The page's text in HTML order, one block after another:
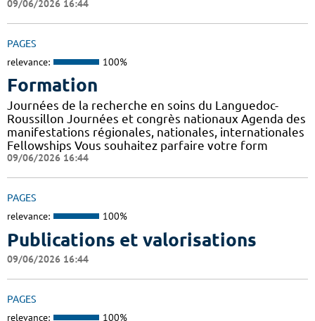
09/06/2026 16:44
PAGES
relevance: 100%
Formation
Journées de la recherche en soins du Languedoc-
Roussillon Journées et congrès nationaux Agenda des
manifestations régionales, nationales, internationales
Fellowships Vous souhaitez parfaire votre form
09/06/2026 16:44
PAGES
relevance: 100%
Publications et valorisations
09/06/2026 16:44
PAGES
relevance: 100%